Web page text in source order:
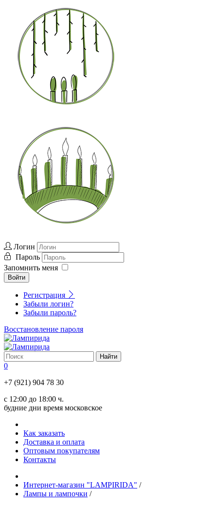
Логин
Пароль
Запомнить меня
Войти
Регистрация
Забыли логин?
Забыли пароль?
Восстановление пароля
0
+7 (921) 904 78 30
с 12:00 до 18:00 ч.
будние дни время московское
Как заказать
Доставка и оплата
Оптовым покупателям
Контакты
Интернет-магазин "LAMPIRIDA" /
Лампы и лампочки /